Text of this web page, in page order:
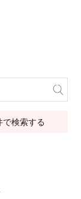
で検索する